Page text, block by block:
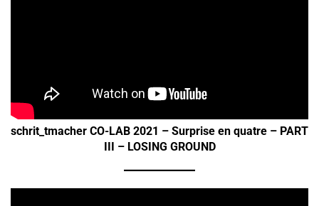
schrit_tmacher CO-LAB 2021 – Surprise en quatre – PART
III – LOSING GROUND